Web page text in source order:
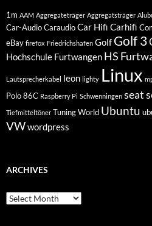
1m AAM Aggregateträger Aggregatsträger
Car-AudioCaraudioCar Hifi Carhifi
eBay firefox Friedrichshafen Golf Golf 3
Hochschule Furtwangen HS
Lautsprecherkabel leon lighty Linux
Polo 86C Raspberry Pi Schwenningen seat
Tiefmitteltöner Tuning World Ubuntu
VWwordpress
ARCHIVES
Archives